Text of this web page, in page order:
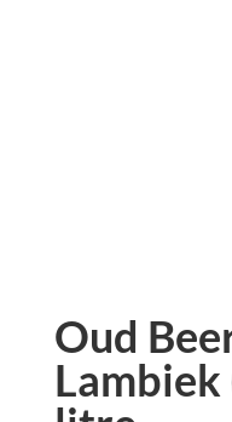
Oud
Lambiek